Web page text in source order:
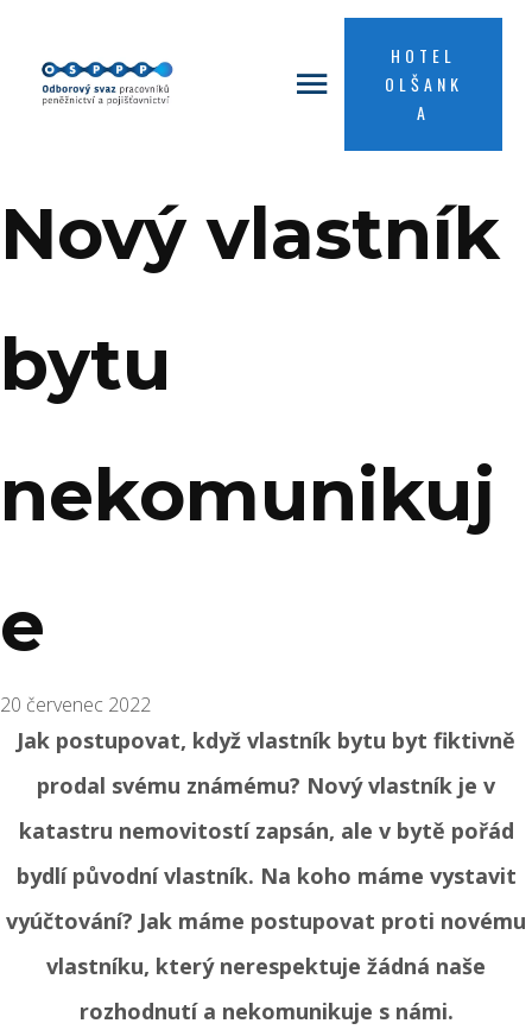
HOTEL
OLŠANK
A
Nový vlastník
bytu
nekomunikuj
e
20 červenec 2022
Jak postupovat, když vlastník bytu byt fiktivně
prodal svému známému? Nový vlastník je v
katastru nemovitostí zapsán, ale v bytě pořád
bydlí původní vlastník. Na koho máme vystavit
vyúčtování? Jak máme postupovat proti novému
vlastníku, který nerespektuje žádná naše
rozhodnutí a nekomunikuje s námi.